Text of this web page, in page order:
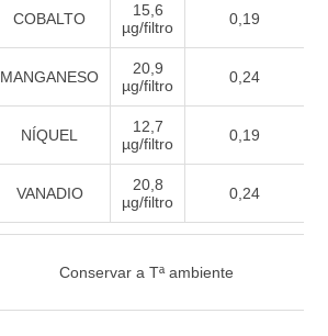
COBALTO
15,6
µg/filtro
0,19
MANGANESO
20,9
µg/filtro
0,24
NÍQUEL
12,7
µg/filtro
0,19
VANADIO
20,8
µg/filtro
0,24
Conservar a Tª ambiente